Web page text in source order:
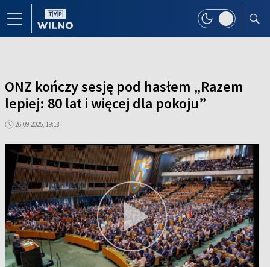
ONZ kończy sesję pod hasłem „Razem
lepiej: 80 lat i więcej dla pokoju”
26.09.2025, 19:18